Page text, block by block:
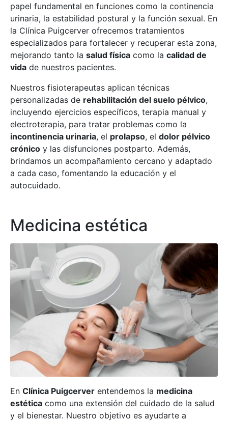
papel fundamental en funciones como la continencia
urinaria, la estabilidad postural y la función sexual. En
la Clínica Puigcerver ofrecemos tratamientos
especializados para fortalecer y recuperar esta zona,
mejorando tanto la salud física como la calidad de
vida de nuestros pacientes.
Nuestros fisioterapeutas aplican técnicas
personalizadas de rehabilitación del suelo pélvico,
incluyendo ejercicios específicos, terapia manual y
electroterapia, para tratar problemas como la
incontinencia urinaria, el prolapso, el dolor pélvico
crónico y las disfunciones postparto. Además,
brindamos un acompañamiento cercano y adaptado
a cada caso, fomentando la educación y el
autocuidado.
Medicina estética
En Clínica Puigcerver entendemos la medicina
estética como una extensión del cuidado de la salud
y el bienestar. Nuestro objetivo es ayudarte a